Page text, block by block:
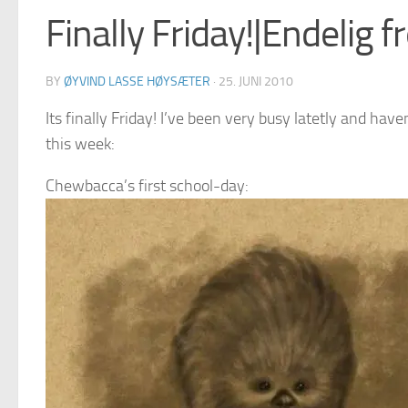
Finally Friday!|Endelig
BY ØYVIND LASSE HØYSÆTER · 25. JUNI 2010
Its finally Friday! I’ve been very busy latetly and
this week:
Chewbacca’s first school-day: